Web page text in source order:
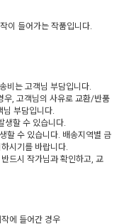
이 들어가는 작품입니다.
비는 고객님 부담입니다.
우, 고객님의 사유로 교환/반품
부담입니다.
생할 수 있습니다.
할 수 있습니다. 배송지역별 금
시기를 바랍니다.
드시 작가님과 확인하고, 교
에 들어간 경우